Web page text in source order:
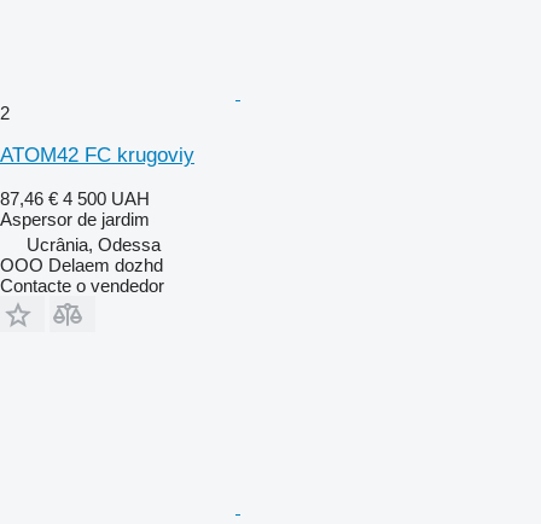
2
ATOM42 FC krugoviy
87,46 € 4 500 UAH
Aspersor de jardim
Ucrânia, Odessa
OOO Delaem dozhd
Contacte o vendedor